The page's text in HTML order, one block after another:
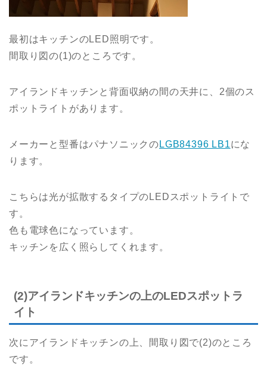
最初はキッチンのLED照明です。
間取り図の(1)のところです。
アイランドキッチンと背面収納の間の天井に、2個のス
ポットライトがあります。
メーカーと型番はパナソニックの LGB84396 LB1にな
ります。
こちらは光が拡散するタイプのLEDスポットライトで
す。
色も電球色になっています。
キッチンを広く照らしてくれます。
(2)アイランドキッチンの上のLEDスポットラ
イト
次にアイランドキッチンの上、間取り図で(2)のところ
です。